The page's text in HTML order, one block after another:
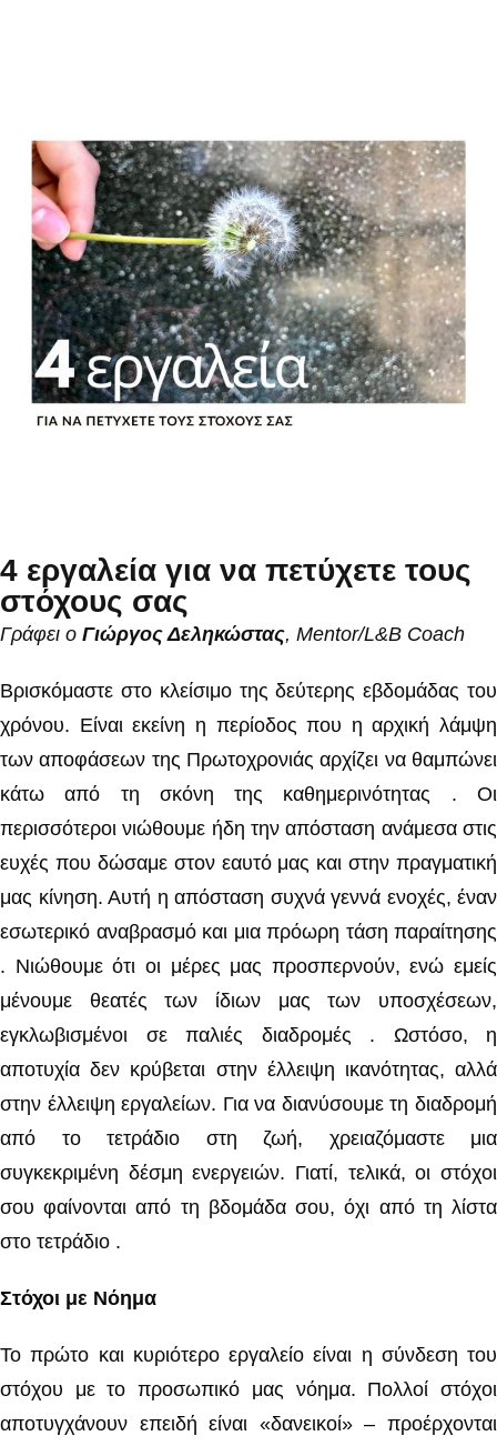
4 εργαλεία για να πετύχετε τους
στόχους σας
Γράφει ο Γιώργος Δεληκώστας, Mentor/L&B Coach
Βρισκόμαστε στο κλείσιμο της δεύτερης εβδομάδας του
χρόνου. Είναι εκείνη η περίοδος που η αρχική λάμψη
των αποφάσεων της Πρωτοχρονιάς αρχίζει να θαμπώνει
κάτω από τη σκόνη της καθημερινότητας . Οι
περισσότεροι νιώθουμε ήδη την απόσταση ανάμεσα στις
ευχές που δώσαμε στον εαυτό μας και στην πραγματική
μας κίνηση. Αυτή η απόσταση συχνά γεννά ενοχές, έναν
εσωτερικό αναβρασμό και μια πρόωρη τάση παραίτησης
. Νιώθουμε ότι οι μέρες μας προσπερνούν, ενώ εμείς
μένουμε θεατές των ίδιων μας των υποσχέσεων,
εγκλωβισμένοι σε παλιές διαδρομές . Ωστόσο, η
αποτυχία δεν κρύβεται στην έλλειψη ικανότητας, αλλά
στην έλλειψη εργαλείων. Για να διανύσουμε τη διαδρομή
από το τετράδιο στη ζωή, χρειαζόμαστε μια
συγκεκριμένη δέσμη ενεργειών. Γιατί, τελικά, οι στόχοι
σου φαίνονται από τη βδομάδα σου, όχι από τη λίστα
στο τετράδιο .
Στόχοι με Νόημα
Το πρώτο και κυριότερο εργαλείο είναι η σύνδεση του
στόχου με το προσωπικό μας νόημα. Πολλοί στόχοι
αποτυγχάνουν επειδή είναι «δανεικοί» – προέρχονται